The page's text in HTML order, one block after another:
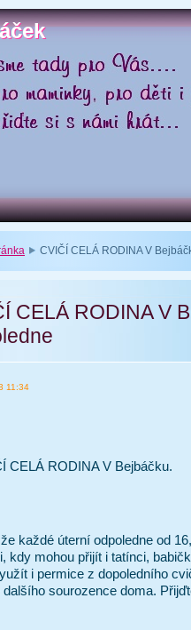
CVIČÍ CELÁ RODINA V
CELÁ RODINA V
11:34
CELÁ RODINA V Bejbáčku.
každé úterní odpoledne od
kdy mohou přijít i tatínci,
i permice z dopoledního
dalšího sourozence doma.